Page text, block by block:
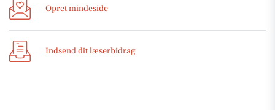
Opret mindeside
Indsend dit læserbidrag